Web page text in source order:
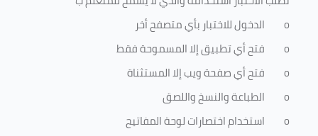
o
الدخول للاختبار بأي متصفح أخر
o
فتح أي تطبيق إلا المسموحة فقط
o
فتح أي صفحة ويب إلا المستثناة
o
الطباعة والنسخ واللصق
o
استخدام اختصارات لوحة المفاتيح